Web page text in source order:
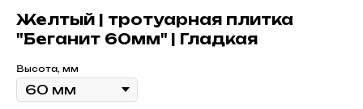
Желтый | тротуарная плитка
"Беганит 60мм" | Гладкая
Высота, мм